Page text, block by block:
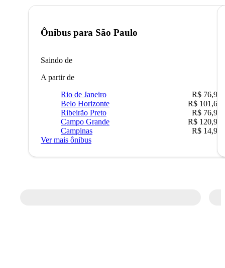
Ônibus para São Paulo
Saindo de
A partir de
Rio de Janeiro
R$ 76,90
Belo Horizonte
R$ 101,67
Ribeirão Preto
R$ 76,90
Campo Grande
R$ 120,90
Campinas
R$ 14,90
Ver mais ônibus